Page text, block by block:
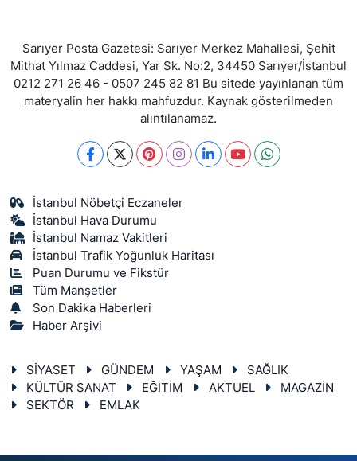
Sarıyer Posta Gazetesi: Sarıyer Merkez Mahallesi, Şehit
Mithat Yılmaz Caddesi, Yar Sk. No:2, 34450 Sarıyer/İstanbul
0212 271 26 46 - 0507 245 82 81 Bu sitede yayınlanan tüm
materyalin her hakkı mahfuzdur. Kaynak gösterilmeden
alıntılanamaz.
İstanbul Nöbetçi Eczaneler
İstanbul Hava Durumu
İstanbul Namaz Vakitleri
İstanbul Trafik Yoğunluk Haritası
Puan Durumu ve Fikstür
Tüm Manşetler
Son Dakika Haberleri
Haber Arşivi
SİYASET GÜNDEM YAŞAM
SAĞLIK
KÜLTÜR SANAT
EĞİTİM AKTUEL
MAGAZİN
SEKTÖR
EMLAK